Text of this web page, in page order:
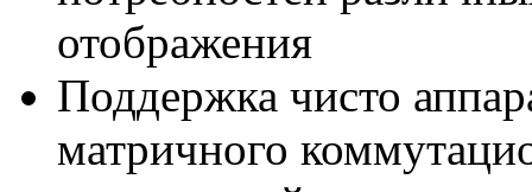
отображения
Поддержка чисто
матричного